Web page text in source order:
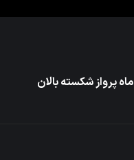
ماه پرواز شکسته بالان